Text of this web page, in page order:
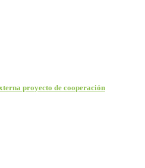
proyecto de cooperación